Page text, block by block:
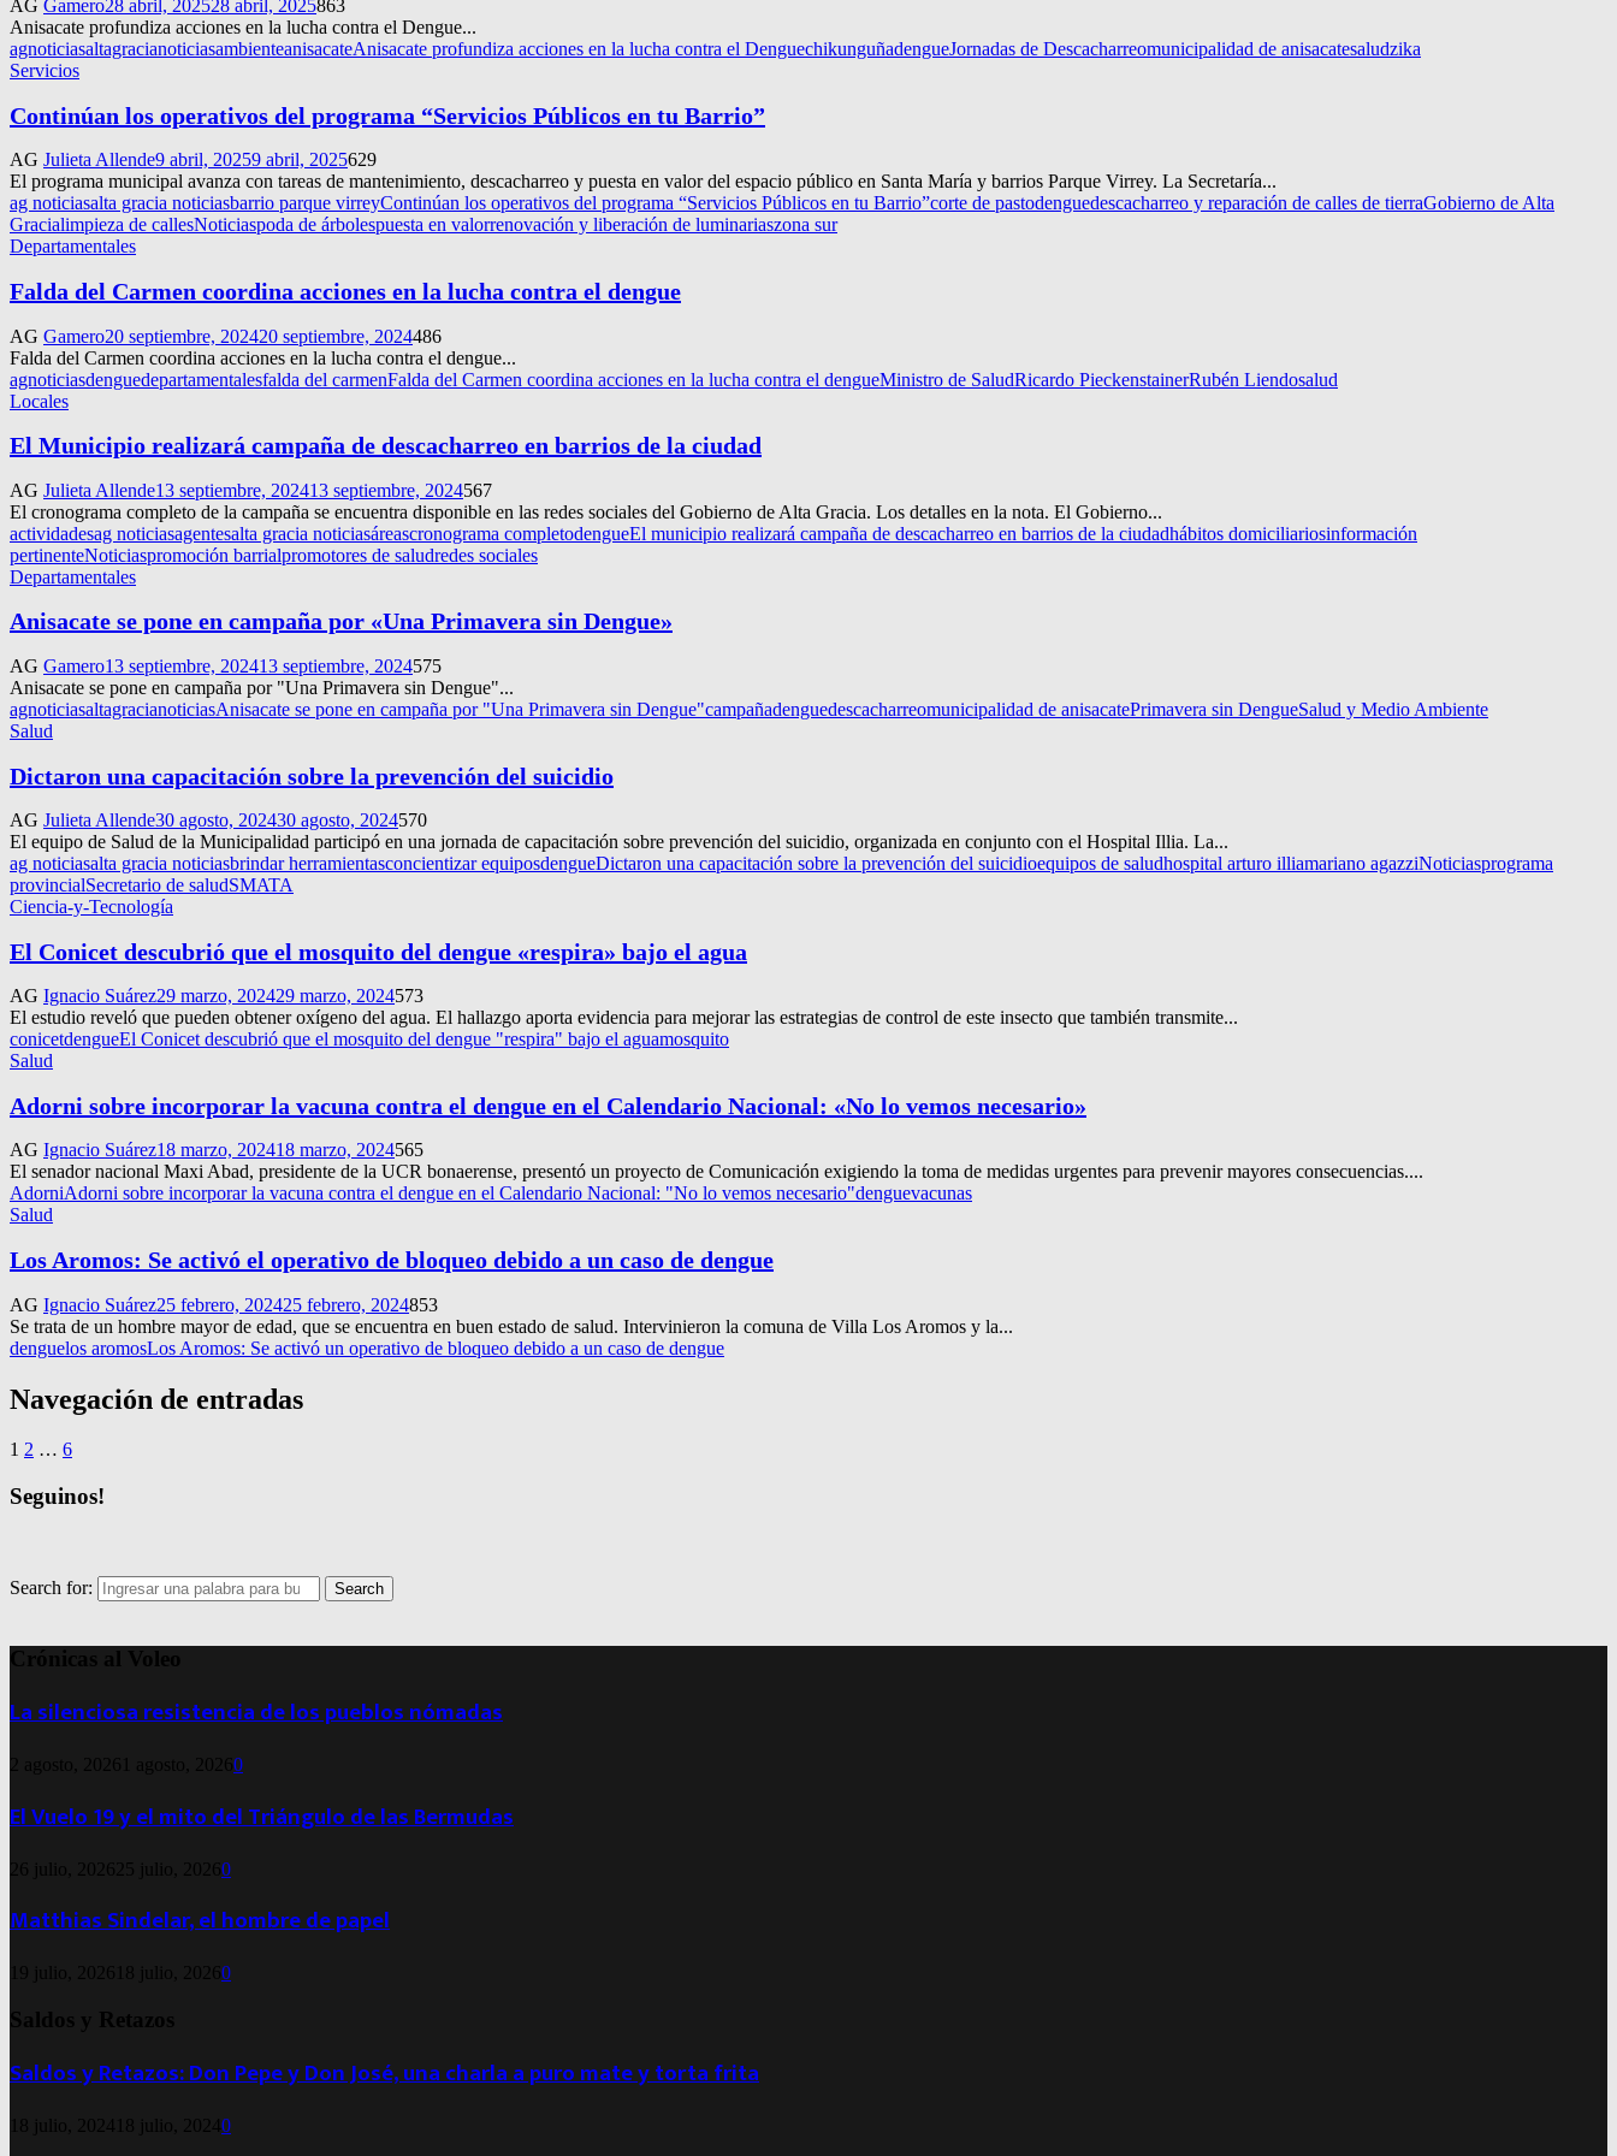
AG Gamero28 abril, 202528 abril, 2025863
Anisacate profundiza acciones en la lucha contra el Dengue...
agnoticiasaltagracianoticiasambienteanisacateAnisacate profundiza acciones en la lucha contra el DenguechikunguñadengueJornadas de Descacharreomunicipalidad de anisacatesaludzika
Servicios
Continúan los operativos del programa “Servicios Públicos en tu Barrio”
AG Julieta Allende9 abril, 20259 abril, 2025629
El programa municipal avanza con tareas de mantenimiento, descacharreo y puesta en valor del espacio público en Santa María y barrios Parque Virrey. La Secretaría...
ag noticiasalta gracia noticiasbarrio parque virreyContinúan los operativos del programa “Servicios Públicos en tu Barrio”corte de pastodenguedescacharreo y reparación de calles de tierraGobierno de Alta
Gracialimpieza de callesNoticiaspoda de árbolespuesta en valorrenovación y liberación de luminariaszona sur
Departamentales
Falda del Carmen coordina acciones en la lucha contra el dengue
AG Gamero20 septiembre, 202420 septiembre, 2024486
Falda del Carmen coordina acciones en la lucha contra el dengue...
agnoticiasdenguedepartamentalesfalda del carmenFalda del Carmen coordina acciones en la lucha contra el dengueMinistro de SaludRicardo PieckenstainerRubén Liendosalud
Locales
El Municipio realizará campaña de descacharreo en barrios de la ciudad
AG Julieta Allende13 septiembre, 202413 septiembre, 2024567
El cronograma completo de la campaña se encuentra disponible en las redes sociales del Gobierno de Alta Gracia. Los detalles en la nota. El Gobierno...
actividadesag noticiasagentesalta gracia noticiasáreascronograma completodengueEl municipio realizará campaña de descacharreo en barrios de la ciudadhábitos domiciliariosinformación
pertinenteNoticiaspromoción barrialpromotores de saludredes sociales
Departamentales
Anisacate se pone en campaña por «Una Primavera sin Dengue»
AG Gamero13 septiembre, 202413 septiembre, 2024575
Anisacate se pone en campaña por "Una Primavera sin Dengue"...
agnoticiasaltagracianoticiasAnisacate se pone en campaña por "Una Primavera sin Dengue"campañadenguedescacharreomunicipalidad de anisacatePrimavera sin DengueSalud y Medio Ambiente
Salud
Dictaron una capacitación sobre la prevención del suicidio
AG Julieta Allende30 agosto, 202430 agosto, 2024570
El equipo de Salud de la Municipalidad participó en una jornada de capacitación sobre prevención del suicidio, organizada en conjunto con el Hospital Illia. La...
ag noticiasalta gracia noticiasbrindar herramientasconcientizar equiposdengueDictaron una capacitación sobre la prevención del suicidioequipos de saludhospital arturo illiamariano agazziNoticiasprograma
provincialSecretario de saludSMATA
Ciencia-y-Tecnología
El Conicet descubrió que el mosquito del dengue «respira» bajo el agua
AG Ignacio Suárez29 marzo, 202429 marzo, 2024573
El estudio reveló que pueden obtener oxígeno del agua. El hallazgo aporta evidencia para mejorar las estrategias de control de este insecto que también transmite...
conicetdengueEl Conicet descubrió que el mosquito del dengue "respira" bajo el aguamosquito
Salud
Adorni sobre incorporar la vacuna contra el dengue en el Calendario Nacional: «No lo vemos necesario»
AG Ignacio Suárez18 marzo, 202418 marzo, 2024565
El senador nacional Maxi Abad, presidente de la UCR bonaerense, presentó un proyecto de Comunicación exigiendo la toma de medidas urgentes para prevenir mayores consecuencias....
AdorniAdorni sobre incorporar la vacuna contra el dengue en el Calendario Nacional: "No lo vemos necesario"denguevacunas
Salud
Los Aromos: Se activó el operativo de bloqueo debido a un caso de dengue
AG Ignacio Suárez25 febrero, 202425 febrero, 2024853
Se trata de un hombre mayor de edad, que se encuentra en buen estado de salud. Intervinieron la comuna de Villa Los Aromos y la...
denguelos aromosLos Aromos: Se activó un operativo de bloqueo debido a un caso de dengue
Navegación de entradas
1 2 … 6
Seguinos!
Search for: Search
Crónicas al Voleo
La silenciosa resistencia de los pueblos nómadas
2 agosto, 2026 1 agosto, 20260
El Vuelo 19 y el mito del Triángulo de las Bermudas
26 julio, 2026 25 julio, 20260
Matthias Sindelar, el hombre de papel
19 julio, 2026 18 julio, 20260
Saldos y Retazos
Saldos y Retazos: Don Pepe y Don José, una charla a puro mate y torta frita
18 julio, 2024 18 julio, 20240